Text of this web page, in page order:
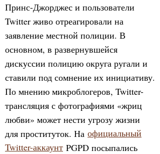
Принс-Джорджес и пользователи
Twitter живо отреагировали на
заявление местной полиции. В
основном, в развернувшейся
дискуссии полицию округа ругали и
ставили под сомнение их инициативу.
По мнению микроблогеров, Twitter-
трансляция с фотографиями «жриц
любви» может нести угрозу жизни
для проституток. На официальный
Twitter-аккаунт PGPD посыпались